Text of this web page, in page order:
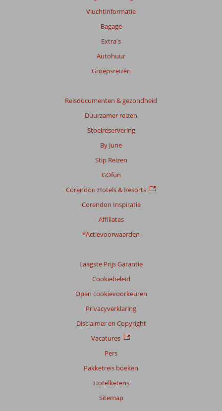
Vluchtinformatie
Bagage
Extra's
Autohuur
Groepsreizen
Reisdocumenten & gezondheid
Duurzamer reizen
Stoelreservering
By June
Stip Reizen
GOfun
Corendon Hotels & Resorts
Corendon Inspiratie
Affiliates
*Actievoorwaarden
Laagste Prijs Garantie
Cookiebeleid
Open cookievoorkeuren
Privacyverklaring
Disclaimer en Copyright
Vacatures
Pers
Pakketreis boeken
Hotelketens
Sitemap